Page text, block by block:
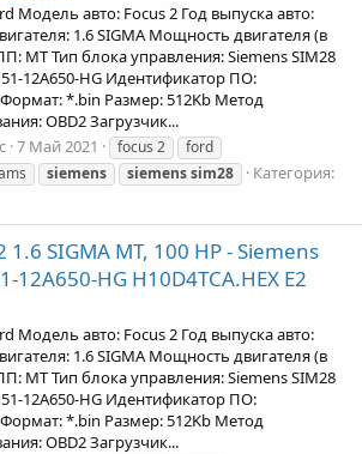
Модель авто: Focus 2 Год выпуска авто:
1.6 SIGMA Мощность двигателя (в
MT Тип блока управления: Siemens SIM28
12A650-HG Идентификатор ПО:
Формат: *.bin Размер: 512Kb Метод
OBD2 Загрузчик...
7 Май 2021 focus 2
ford
siemens siemenssim28
Категория:
1.6 SIGMA MT, 100 HP - Siemens
12A650-HG H10D4TCA.HEX Е2
Модель авто: Focus 2 Год выпуска авто:
1.6 SIGMA Мощность двигателя (в
MT Тип блока управления: Siemens SIM28
12A650-HG Идентификатор ПО:
Формат: *.bin Размер: 512Kb Метод
OBD2 Загрузчик...